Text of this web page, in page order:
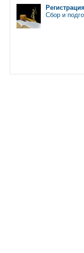
Сбор и